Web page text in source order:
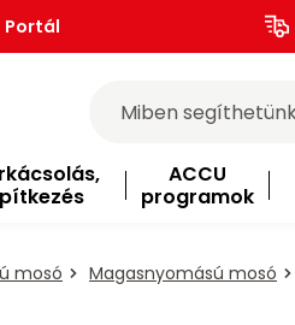
Portál
ACCU
programok
mosó Magasnyomású mosó